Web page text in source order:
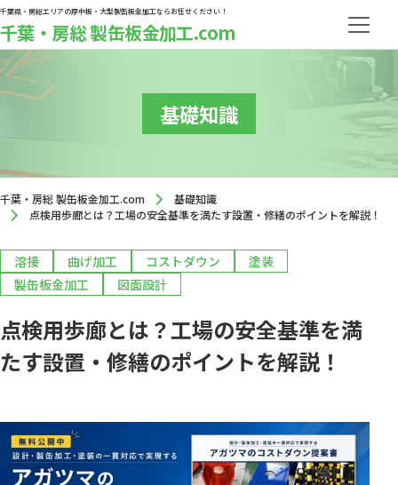
千葉県・房総エリアの厚中板・大型製缶板金加工ならお任せください！
千葉・房総 製缶板金加工.com
基礎知識
千葉・房総 製缶板金加工.com
基礎知識
点検用歩廊とは？工場の安全基準を満たす設置・修繕のポイントを解説！
溶接 曲げ加工 コストダウン
塗装
製缶板金加工
図面設計
点検用歩廊とは？工場の安全基準を満
たす設置・修繕のポイントを解説！